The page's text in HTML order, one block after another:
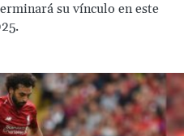
su vínculo en este